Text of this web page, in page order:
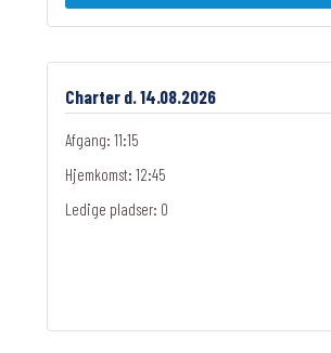
Charter d. 14.08.2026
Afgang: 11:15
Hjemkomst: 12:45
Ledige pladser: 0